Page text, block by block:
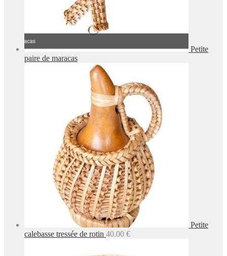
Petite
paire de maracas
Petite
calebasse tressée de rotin 40.00 €